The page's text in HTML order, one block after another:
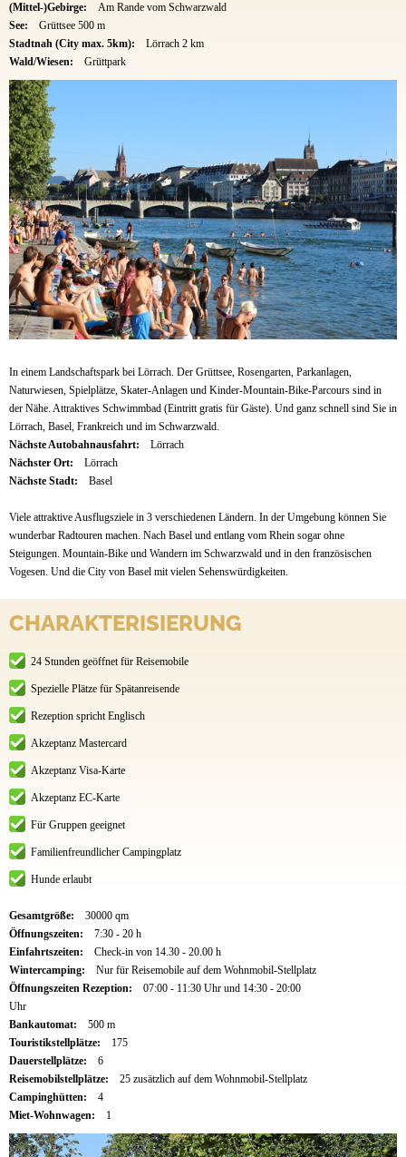
(Mittel-)Gebirge:
Am Rande vom Schwarzwald
See:
Grüttsee 500 m
Stadtnah (City max. 5km):
Lörrach 2 km
Wald/Wiesen:
Grüttpark
In einem Landschaftspark bei Lörrach. Der Grüttsee, Rosengarten, Parkanlagen,
Naturwiesen, Spielplätze, Skater-Anlagen und Kinder-Mountain-Bike-Parcours sind in
der Nähe. Attraktives Schwimmbad (Eintritt gratis für Gäste). Und ganz schnell sind Sie in
Lörrach, Basel, Frankreich und im Schwarzwald.
Nächste Autobahnausfahrt:
Lörrach
Nächster Ort:
Lörrach
Nächste Stadt:
Basel
Viele attraktive Ausflugsziele in 3 verschiedenen Ländern. In der Umgebung können Sie
wunderbar Radtouren machen. Nach Basel und entlang vom Rhein sogar ohne
Steigungen. Mountain-Bike und Wandern im Schwarzwald und in den französischen
Vogesen. Und die City von Basel mit vielen Sehenswürdigkeiten.
CHARAKTERISIERUNG
24 Stunden geöffnet für Reisemobile
Spezielle Plätze für Spätanreisende
Rezeption spricht Englisch
Akzeptanz Mastercard
Akzeptanz Visa-Karte
Akzeptanz EC-Karte
Für Gruppen geeignet
Familienfreundlicher Campingplatz
Hunde erlaubt
Gesamtgröße:
30000 qm
Öffnungszeiten:
7:30 - 20 h
Einfahrtszeiten:
Check-in von 14.30 - 20.00 h
Wintercamping:
Nur für Reisemobile auf dem Wohnmobil-Stellplatz
Öffnungszeiten Rezeption:
07:00 - 11:30 Uhr und 14:30 - 20:00
Uhr
Bankautomat:
500 m
Touristikstellplätze:
175
Dauerstellplätze:
6
Reisemobilstellplätze:
25 zusätzlich auf dem Wohnmobil-Stellplatz
Campinghütten:
4
Miet-Wohnwagen:
1